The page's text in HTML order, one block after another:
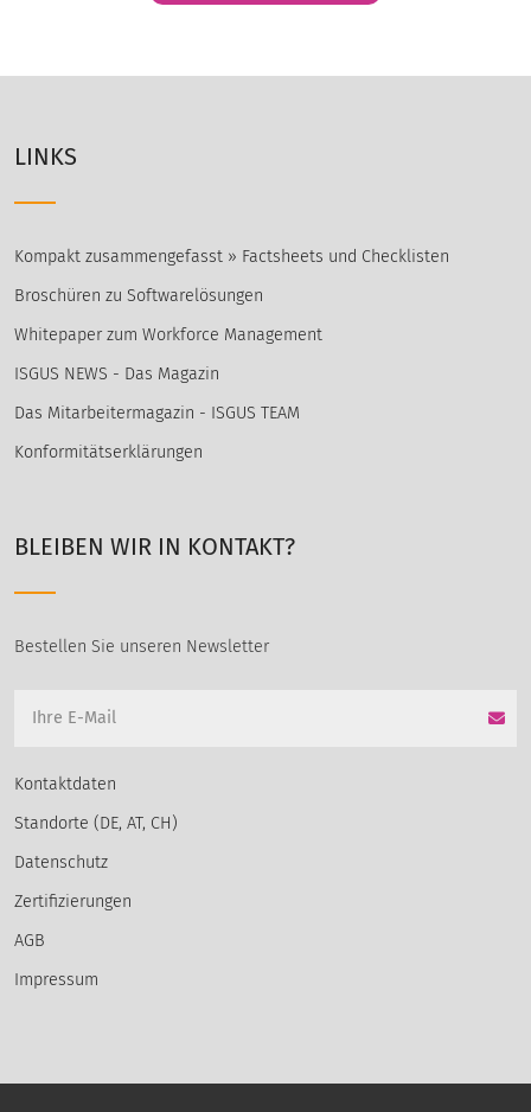
LINKS
Kompakt zusammengefasst » Factsheets und Checklisten
Broschüren zu Softwarelösungen
Whitepaper zum Workforce Management
ISGUS NEWS - Das Magazin
Das Mitarbeitermagazin - ISGUS TEAM
Konformitätserklärungen
BLEIBEN WIR IN KONTAKT?
Bestellen Sie unseren Newsletter
Kontaktdaten
Standorte (DE, AT, CH)
Datenschutz
Zertifizierungen
AGB
Impressum